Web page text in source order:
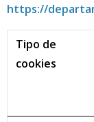
https://
Tipo de
cookies